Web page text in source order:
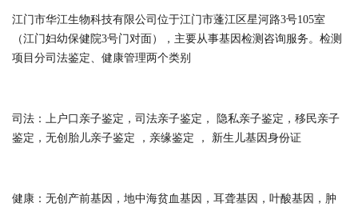
江门市华江生物科技有限公司位于江门市蓬江区星河路3号105室
（江门妇幼保健院3号门对面），主要从事基因检测咨询服务。检测
项目分司法鉴定、健康管理两个类别
司法：上户口亲子鉴定，司法亲子鉴定， 隐私亲子鉴定，移民亲子
鉴定，无创胎儿亲子鉴定 ，亲缘鉴定 ， 新生儿基因身份证
健康：无创产前基因，地中海贫血基因，耳聋基因，叶酸基因，肿